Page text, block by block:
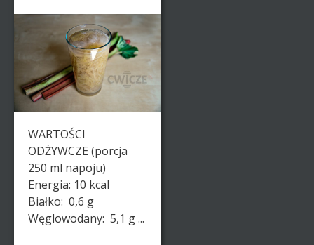
WARTOŚCI
ODŻYWCZE (porcja
250 ml napoju)
Energia: 10 kcal
Białko: 0,6 g
Węglowodany: 5,1 g ...